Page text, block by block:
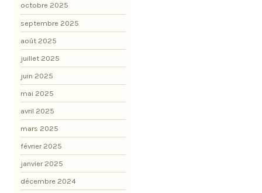
octobre 2025
septembre 2025
août 2025
juillet 2025
juin 2025
mai 2025
avril 2025
mars 2025
février 2025
janvier 2025
décembre 2024